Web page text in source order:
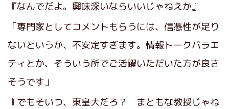
『なんでだよ。興味深いならいいじゃねえか』
「専門家としてコメントもらうには、信憑性が足り
ないというか、不安定すぎます。情報トークバラエ
ティとか、そういう所でご活躍いただいた方が良さ
そうです」
『でもそいつ、東皇大だろ？ まともな教授じゃね